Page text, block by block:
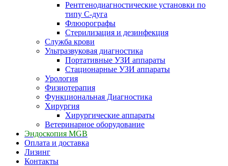
Рентгенодиагностические установки по
типу С-дуга
Флюорографы
Стерилизация и дезинфекция
Служба крови
Ультразвуковая диагностика
Портативные УЗИ аппараты
Стационарные УЗИ аппараты
Урология
Физиотерапия
Функциональная Диагностика
Хирургия
Хирургические аппараты
Ветеринарное оборудование
Эндоскопия MGB
Оплата и доставка
Лизинг
Контакты